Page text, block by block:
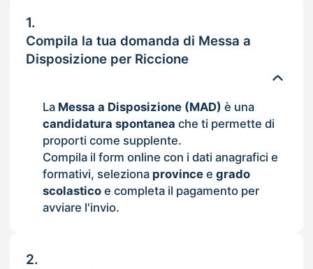
1.
Compila la tua domanda di Messa a
Disposizione per Riccione
La Messa a Disposizione (MAD) è una
candidatura spontanea che ti permette di
proporti come supplente.
Compila il form online con i dati anagrafici e
formativi, seleziona provincee grado
scolasticoe completa il pagamento per
avviare l'invio.
2.